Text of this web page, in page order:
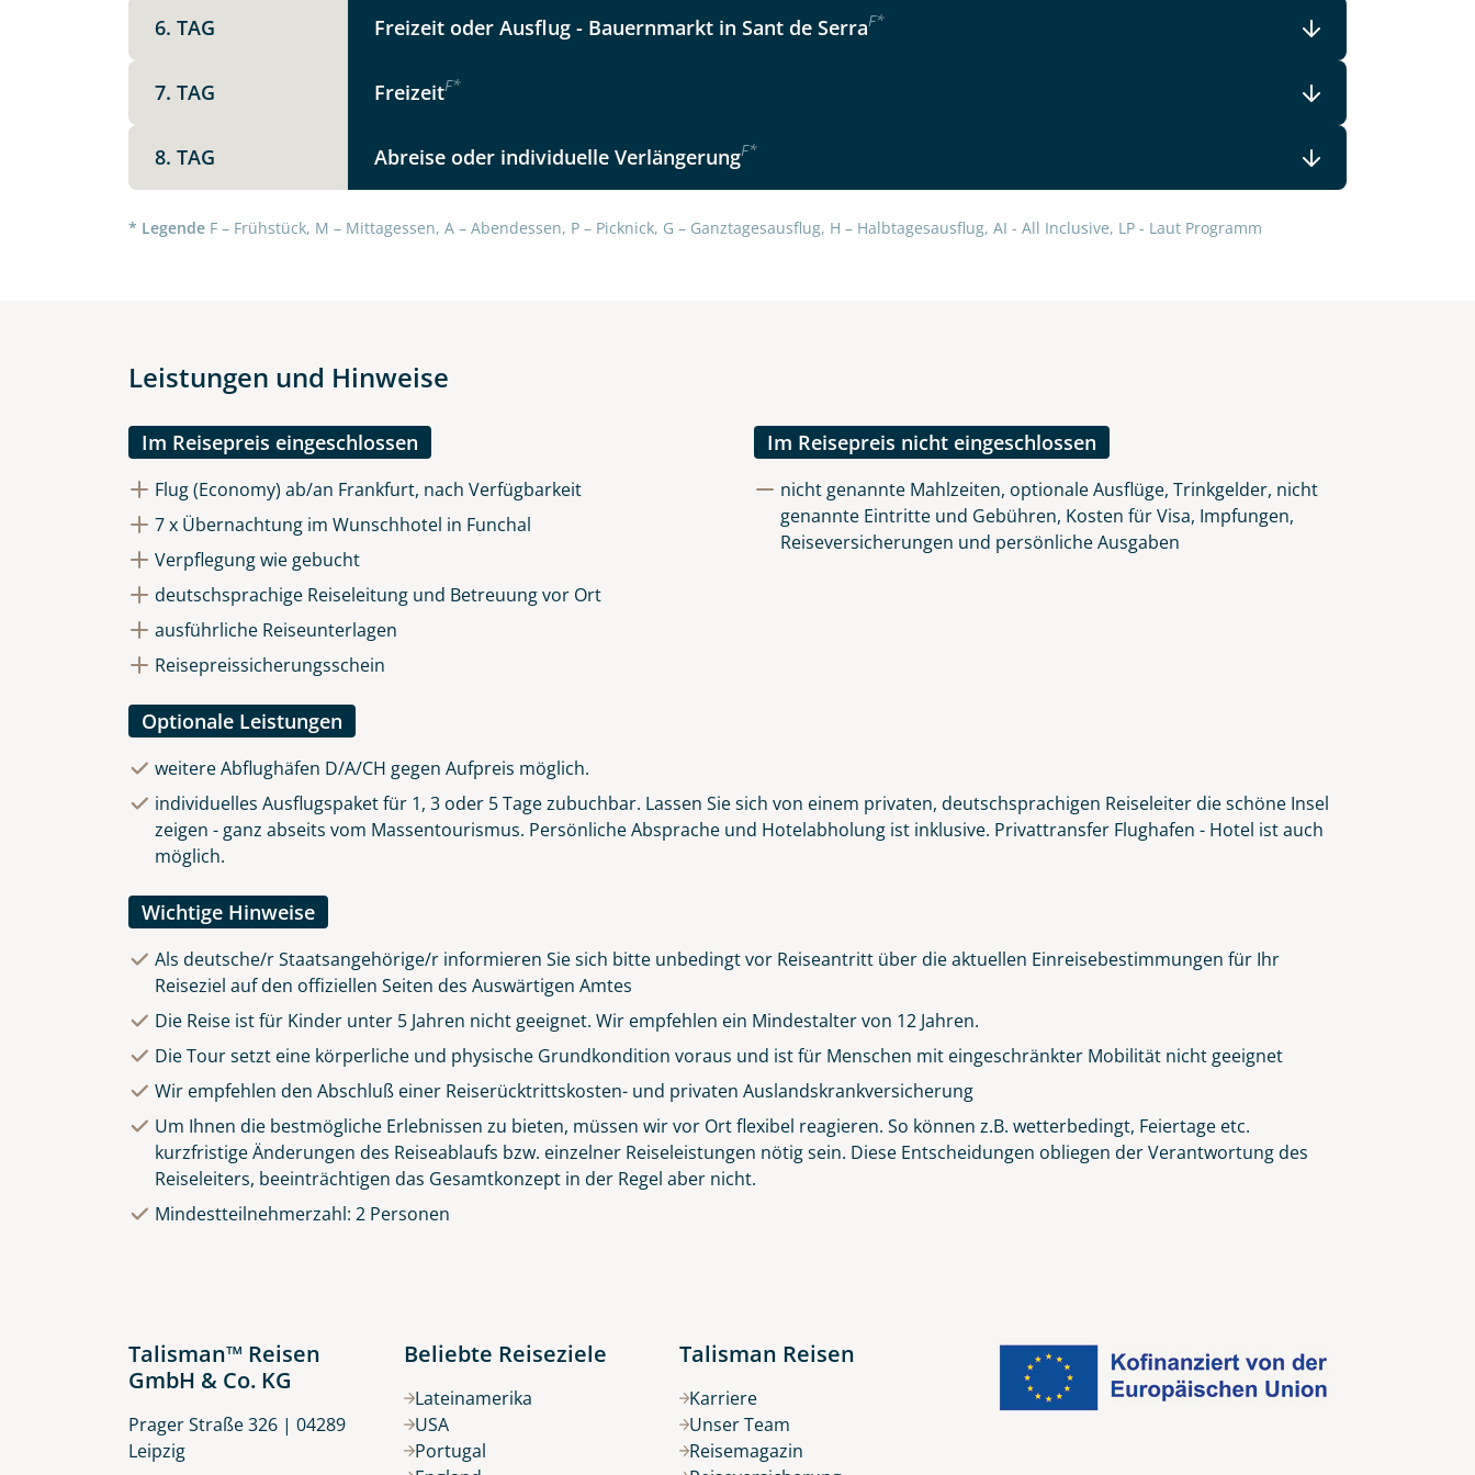
Küste von Madeira nahe Santana
© Rulan - stock.adobe.com
6. TAG Freizeit oder Ausflug - Bauernmarkt in Sant de SerraF*
7. TAG FreizeitF*
8. TAG Abreise oder individuelle VerlängerungF*
* Legende F – Frühstück, M – Mittagessen, A – Abendessen, P – Picknick, G – Ganztagesausflug, H – Halbtagesausflug, AI - All Inclusive, LP - Laut Programm
Leistungen und Hinweise
Im Reisepreis eingeschlossen
Flug (Economy) ab/an Frankfurt, nach Verfügbarkeit
7 x Übernachtung im Wunschhotel in Funchal
Verpflegung wie gebucht
deutschsprachige Reiseleitung und Betreuung vor Ort
ausführliche Reiseunterlagen
Reisepreissicherungsschein
Im Reisepreis nicht eingeschlossen
nicht genannte Mahlzeiten, optionale Ausflüge, Trinkgelder, nicht
genannte Eintritte und Gebühren, Kosten für Visa, Impfungen,
Reiseversicherungen und persönliche Ausgaben
Optionale Leistungen
weitere Abflughäfen D/A/CH gegen Aufpreis möglich.
individuelles Ausflugspaket für 1, 3 oder 5 Tage zubuchbar. Lassen Sie sich von einem privaten, deutschsprachigen Reiseleiter die schöne Insel
zeigen - ganz abseits vom Massentourismus. Persönliche Absprache und Hotelabholung ist inklusive. Privattransfer Flughafen - Hotel ist auch
möglich.
Wichtige Hinweise
Als deutsche/r Staatsangehörige/r informieren Sie sich bitte unbedingt vor Reiseantritt über die aktuellen Einreisebestimmungen für Ihr
Reiseziel auf den offiziellen Seiten des Auswärtigen Amtes
Die Reise ist für Kinder unter 5 Jahren nicht geeignet. Wir empfehlen ein Mindestalter von 12 Jahren.
Die Tour setzt eine körperliche und physische Grundkondition voraus und ist für Menschen mit eingeschränkter Mobilität nicht geeignet
Wir empfehlen den Abschluß einer Reiserücktrittskosten- und privaten Auslandskrankversicherung
Um Ihnen die bestmögliche Erlebnissen zu bieten, müssen wir vor Ort flexibel reagieren. So können z.B. wetterbedingt, Feiertage etc.
kurzfristige Änderungen des Reiseablaufs bzw. einzelner Reiseleistungen nötig sein. Diese Entscheidungen obliegen der Verantwortung des
Reiseleiters, beeinträchtigen das Gesamtkonzept in der Regel aber nicht.
Mindestteilnehmerzahl: 2 Personen
Datenschutz & Transparenz ist uns sehr wichtig!
Die Anfrage wird via SSL verschlüsselt an unseren Server geschickt. Mit Absenden des Formulars, erklären Sie, dass Sie die
Talisman™ Reisen
GmbH & Co. KG
Prager Straße 326 | 04289
Leipzig
Beliebte Reiseziele
Lateinamerika
USA
Portugal
Talisman Reisen
Karriere
Unser Team
Reisemagazin